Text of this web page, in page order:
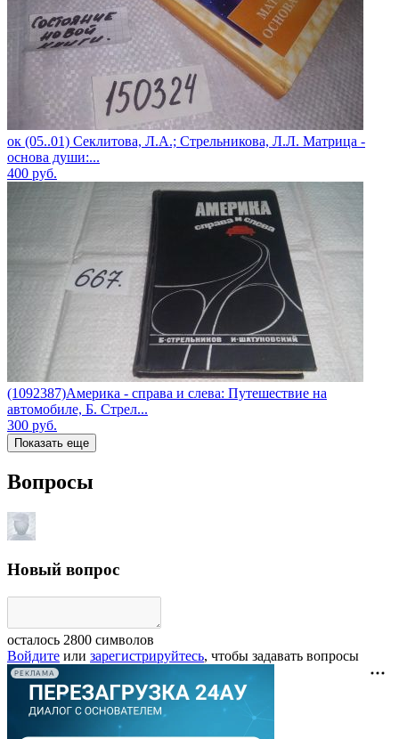
ок (05..01) Секлитова, Л.А.; Стрельникова, Л.Л. Матрица -
основа души:...
400 руб.
(1092387)Америка - справа и слева: Путешествие на
автомобиле, Б. Стрел...
300 руб.
Показать еще
Вопросы
Новый вопрос
осталось 2800 символов
Войдите или зарегистрируйтесь, чтобы задавать вопросы
РЕКЛАМА